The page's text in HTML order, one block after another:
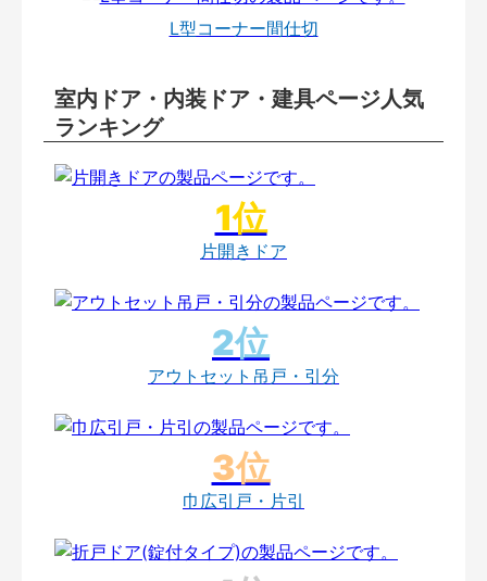
L型コーナー間仕切
室内ドア・内装ドア・建具ページ人気
ランキング
片開きドア
アウトセット吊戸・引分
巾広引戸・片引